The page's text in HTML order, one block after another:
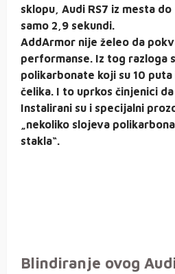
sklopu, Audi RS7 iz mesta
samo 2,9 sekundi.
AddArmor nije želeo da
performanse. Iz tog razloga
polikarbonate koji su 10
čelika. I to uprkos činjenici
Instalirani su i specijalni
„nekoliko slojeva
stakla“.
Blindiranje ovog